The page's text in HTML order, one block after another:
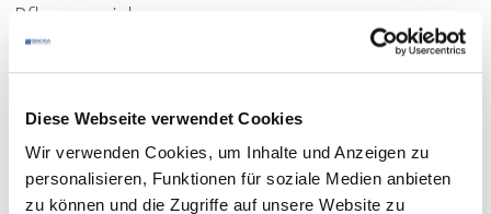
Diese Webseite verwendet Cookies
Wir verwenden Cookies, um Inhalte und Anzeigen zu
personalisieren, Funktionen für soziale Medien anbieten
zu können und die Zugriffe auf unsere Website zu
Pflegeversicherung
Mehrbelastung von 2
Milliarden Euro für
Arbeitgeber